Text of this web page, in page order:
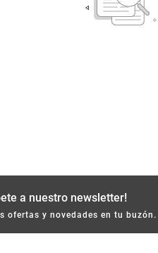
a nuestro newsletter!
ofertas y novedades en tu buzón.
Mantequilla